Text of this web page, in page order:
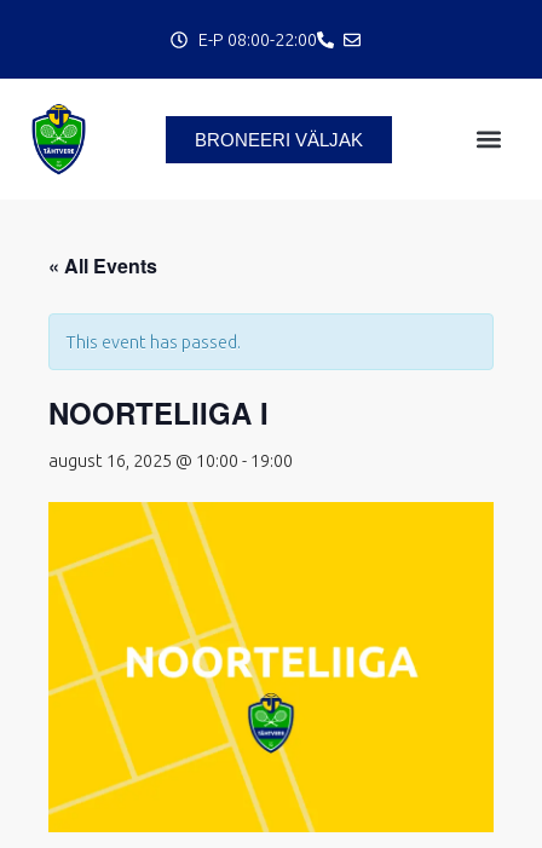
E-P 08:00-22:00
BRONEERI VÄLJAK
« All Events
This event has passed.
NOORTELIIGA I
august 16, 2025 @ 10:00 - 19:00